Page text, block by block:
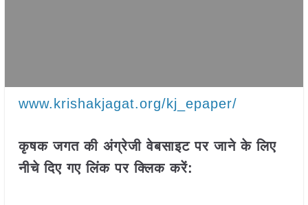
www.krishakjagat.org/kj_epaper/
कृषक जगत की अंग्रेजी वेबसाइट पर जाने के लिए
नीचे दिए गए लिंक पर क्लिक करें: